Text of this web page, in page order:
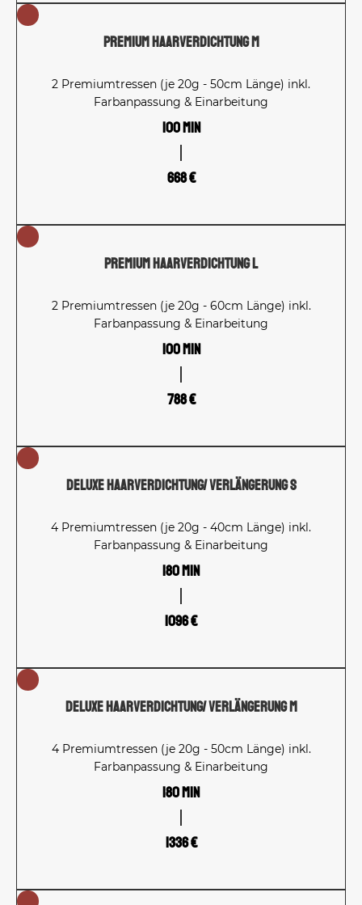
Premium Haarverdichtung M
2 Premiumtressen (je 20g - 50cm Länge) inkl.
Farbanpassung & Einarbeitung
100 Min
668 €
Premium Haarverdichtung L
2 Premiumtressen (je 20g - 60cm Länge) inkl.
Farbanpassung & Einarbeitung
100 Min
788 €
Deluxe Haarverdichtung/ Verlängerung S
4 Premiumtressen (je 20g - 40cm Länge) inkl.
Farbanpassung & Einarbeitung
180 Min
1096 €
Deluxe Haarverdichtung/ Verlängerung M
4 Premiumtressen (je 20g - 50cm Länge) inkl.
Farbanpassung & Einarbeitung
180 Min
1336 €